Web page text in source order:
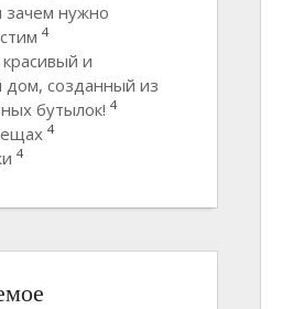
зачем нужно
4
и
дом, созданный из
бутылок! 4
4
4